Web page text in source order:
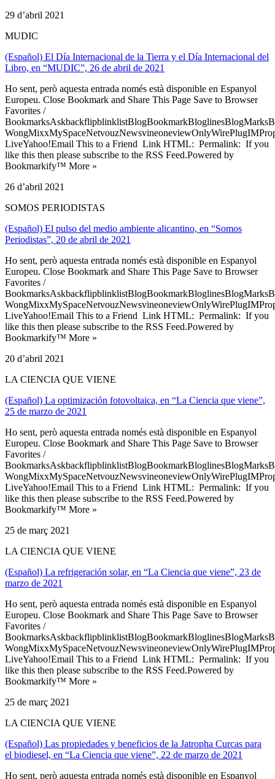
29 d’abril 2021
MUDIC
(Español) El Día Internacional de la Tierra y el Día Internacional del
Libro, en “MUDIC”, 26 de abril de 2021
Ho sent, però aquesta entrada només està disponible en Espanyol
Europeu. Close Bookmark and Share This Page Save to Browser
Favorites /
LiveYahoo!Email This to a Friend Link HTML: Permalink: If you
like this then please subscribe to the RSS Feed.Powered by
Bookmarkify™ More »
26 d’abril 2021
SOMOS PERIODISTAS
(Español) El pulso del medio ambiente alicantino, en “Somos
Periodistas”, 20 de abril de 2021
Ho sent, però aquesta entrada només està disponible en Espanyol
Europeu. Close Bookmark and Share This Page Save to Browser
Favorites /
LiveYahoo!Email This to a Friend Link HTML: Permalink: If you
like this then please subscribe to the RSS Feed.Powered by
Bookmarkify™ More »
20 d’abril 2021
LA CIENCIA QUE VIENE
(Español) La optimización fotovoltaica, en “La Ciencia que viene”,
25 de marzo de 2021
Ho sent, però aquesta entrada només està disponible en Espanyol
Europeu. Close Bookmark and Share This Page Save to Browser
Favorites /
LiveYahoo!Email This to a Friend Link HTML: Permalink: If you
like this then please subscribe to the RSS Feed.Powered by
Bookmarkify™ More »
25 de març 2021
LA CIENCIA QUE VIENE
(Español) La refrigeración solar, en “La Ciencia que viene”, 23 de
marzo de 2021
Ho sent, però aquesta entrada només està disponible en Espanyol
Europeu. Close Bookmark and Share This Page Save to Browser
Favorites /
LiveYahoo!Email This to a Friend Link HTML: Permalink: If you
like this then please subscribe to the RSS Feed.Powered by
Bookmarkify™ More »
25 de març 2021
LA CIENCIA QUE VIENE
(Español) Las propiedades y beneficios de la Jatropha Curcas para
el biodiesel, en “La Ciencia que viene”, 22 de marzo de 2021
Ho sent, però aquesta entrada només està disponible en Espanyol